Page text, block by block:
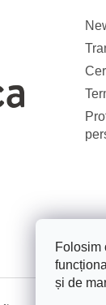
Folosim
și de